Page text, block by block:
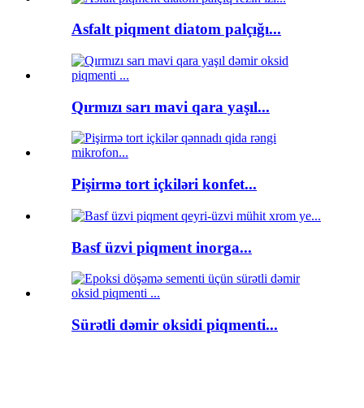
Asfalt piqment diatom palçığı...
Qırmızı sarı mavi qara yaşıl...
Pişirmə tort içkiləri konfet...
Basf üzvi piqment inorga...
Sürətli dəmir oksidi piqmenti...